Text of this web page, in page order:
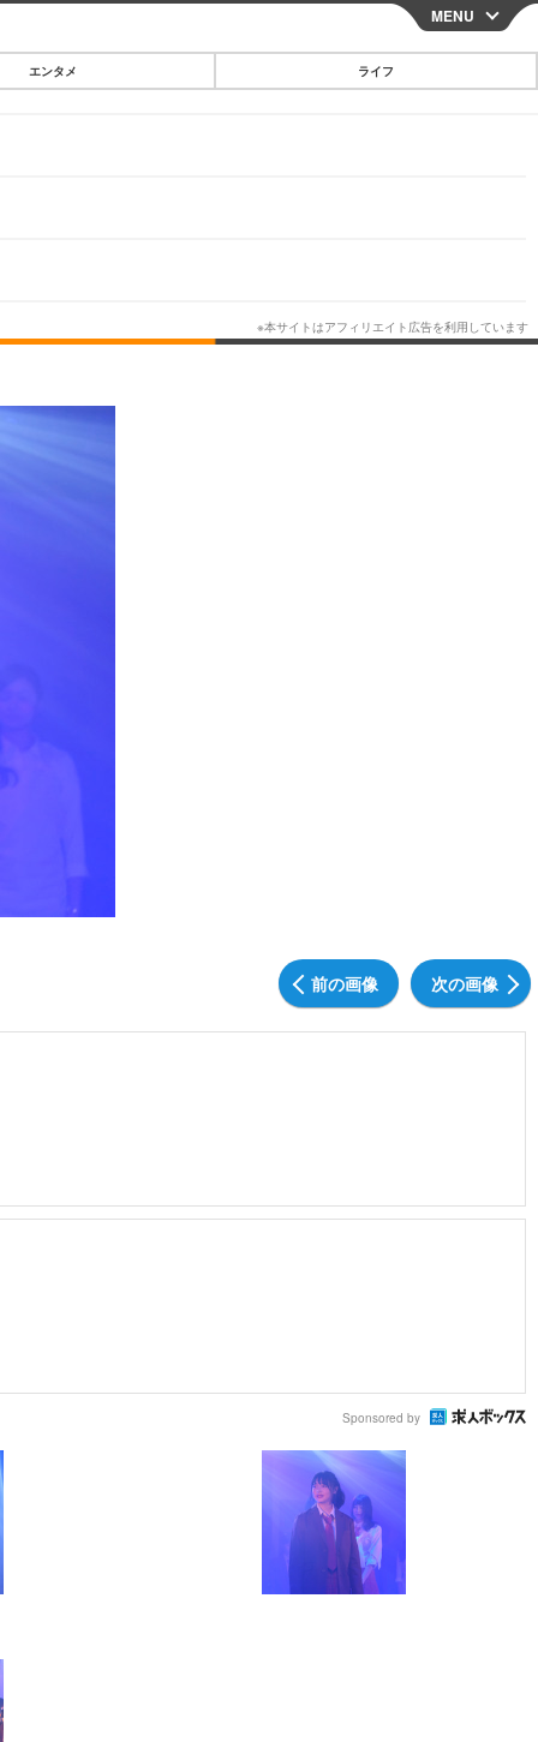
CLOSE
ブログ
グルメ
MENU
エンタメ ライフ
前の画像 次の画像
Sponsored by